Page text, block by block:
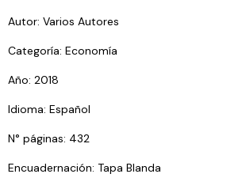
Autor: Varios Autores
Categoría: Economía
Año: 2018
Idioma: Español
N° páginas: 432
Encuadernación: Tapa Blanda